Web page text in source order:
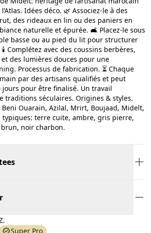
Idées déco. 🌿 Associez-le à des
des rideaux en lin ou des paniers en
naturelle et épurée. 🛋️ Placez-le sous
basse ou au pied du lit pour structurer
🕯️ Complétez avec des coussins berbères,
des lumières douces pour une
Processus de fabrication. ⏳ Chaque
par des artisans qualifiés et peut
jours pour être finalisé. Un travail
traditions séculaires. Origines & styles.
Ouarain, Azilal, Mrirt, Boujaad, Midelt,
typiques: terre cuite, ambre, gris pierre,
noir charbon.
Super Pro